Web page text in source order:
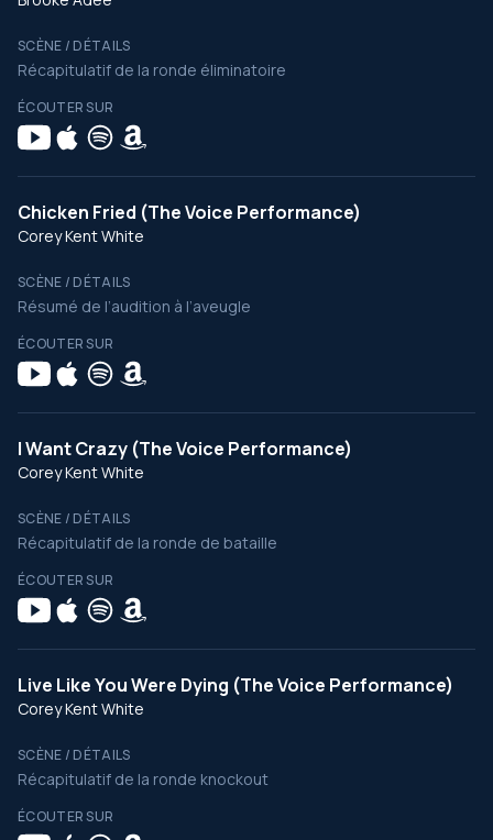
SCÈNE / DÉTAILS
Récapitulatif de la ronde éliminatoire
ÉCOUTER SUR
Chicken Fried (The Voice Performance)
Corey Kent White
SCÈNE / DÉTAILS
Résumé de l’audition à l’aveugle
ÉCOUTER SUR
I Want Crazy (The Voice Performance)
Corey Kent White
SCÈNE / DÉTAILS
Récapitulatif de la ronde de bataille
ÉCOUTER SUR
Live Like You Were Dying (The Voice Performance)
Corey Kent White
SCÈNE / DÉTAILS
Récapitulatif de la ronde knockout
ÉCOUTER SUR